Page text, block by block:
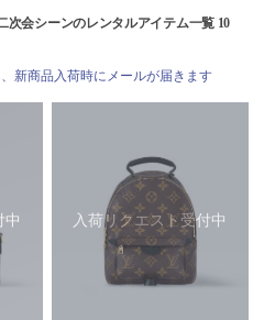
次会シーンのレンタルアイテム一覧 10
新商品入荷時にメールが届きます
中 入荷リクエスト受付中